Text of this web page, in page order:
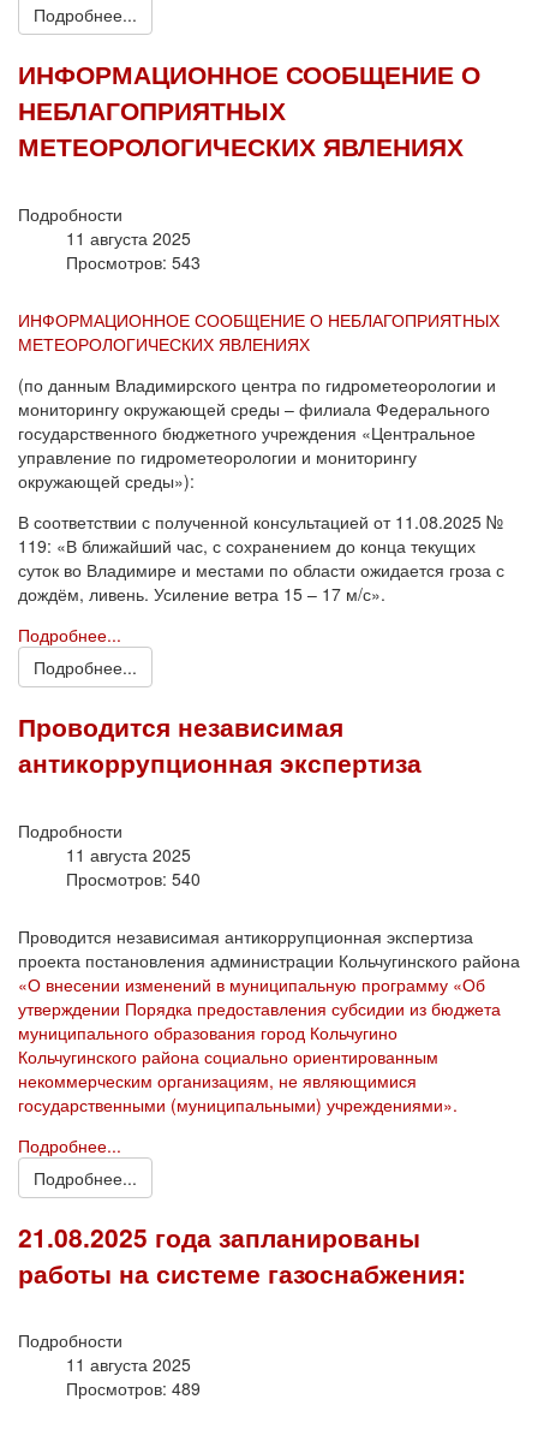
Подробнее...
ИНФОРМАЦИОННОЕ СООБЩЕНИЕ О
НЕБЛАГОПРИЯТНЫХ
МЕТЕОРОЛОГИЧЕСКИХ ЯВЛЕНИЯХ
Подробности
11 августа 2025
Просмотров: 543
ИНФОРМАЦИОННОЕ СООБЩЕНИЕ О НЕБЛАГОПРИЯТНЫХ
МЕТЕОРОЛОГИЧЕСКИХ ЯВЛЕНИЯХ
(по данным Владимирского центра по гидрометеорологии и
мониторингу окружающей среды – филиала Федерального
государственного бюджетного учреждения «Центральное
управление по гидрометеорологии и мониторингу
окружающей среды»):
В соответствии с полученной консультацией от 11.08.2025 №
119: «В ближайший час, с сохранением до конца текущих
суток во Владимире и местами по области ожидается гроза с
дождём, ливень. Усиление ветра 15 – 17 м/с».
Подробнее...
Подробнее...
Проводится независимая
антикоррупционная экспертиза
Подробности
11 августа 2025
Просмотров: 540
Проводится независимая антикоррупционная экспертиза
проекта постановления администрации Кольчугинского района
«О внесении изменений в муниципальную программу «Об
утверждении Порядка предоставления субсидии из бюджета
муниципального образования город Кольчугино
Кольчугинского района социально ориентированным
некоммерческим организациям, не являющимися
государственными (муниципальными) учреждениями».
Подробнее...
Подробнее...
21.08.2025 года запланированы
работы на системе газоснабжения:
Подробности
11 августа 2025
Просмотров: 489